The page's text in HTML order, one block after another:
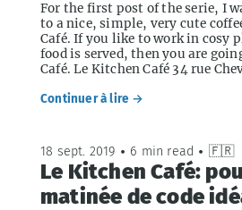
For the first post of the serie, I
to a nice, simple, very cute
Café. If you like to work in cosy
food is served, then you are
Café. Le Kitchen Café 34 rue
Continuer à lire →
18 sept. 2019 • 6 min read • 🇫🇷
Le Kitchen Café:
matinée de code